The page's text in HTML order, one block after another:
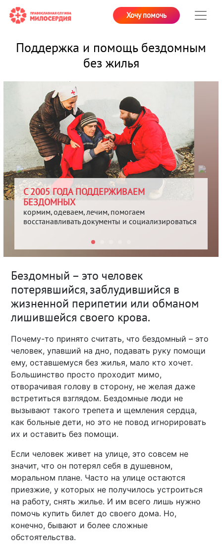
Хочу помочь
Поддержка и помощь бездомным
без жилья
С 2005 ГОДА ПОДДЕРЖИВАЕМ
БЕЗДОМНЫХ
кормим, одеваем, лечим, помогаем
восстанавливать документы и социализироваться
Бездомный – это человек
потерявшийся, заблудившийся в
жизненной перипетии или обманом
лишившейся своего крова.
Почему-то принято считать, что бездомный – это
человек, упавший на дно, подавать руку помощи
ему, оставшемуся без жилья, мало кто хочет.
Большинство просто проходит мимо,
отворачивая голову в сторону, не желая даже
встретиться взглядом. Бездомные люди не
вызывают такого трепета и щемления сердца,
как больные дети, но это не повод игнорировать
их и оставить без помощи.
Если человек живет на улице, это совсем не
значит, что он потерял себя в душевном,
моральном плане. Часто на улице остаются
приезжие, у которых не получилось устроиться
на работу, снять жилье. И им всего лишь нужно
помочь купить билет до своего дома. Но,
конечно, бывают и более сложные
обстоятельства.